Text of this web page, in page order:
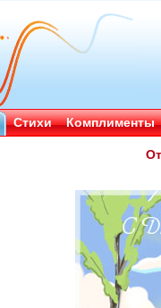
Стихи Комплименты